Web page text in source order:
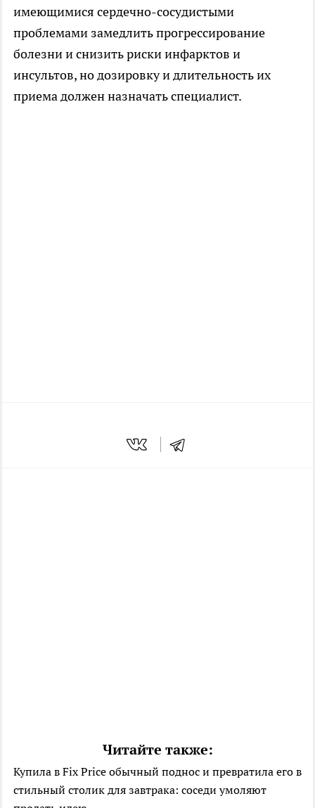
имеющимися сердечно-сосудистыми
проблемами замедлить прогрессирование
болезни и снизить риски инфарктов и
инсультов, но дозировку и длительность их
приема должен назначать специалист.
Читайте также:
Купила в Fix Price обычный поднос и превратила его в
стильный столик для завтрака: соседи умоляют